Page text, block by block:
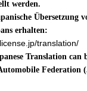
werden.
Übersetzung
erhalten:
translation/
Translation can
Federation